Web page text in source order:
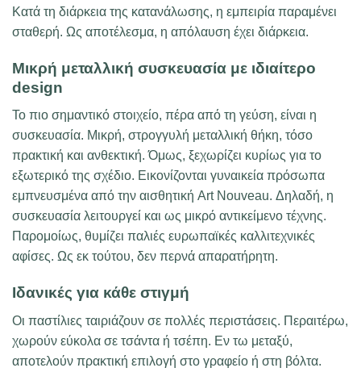
Κατά τη διάρκεια της κατανάλωσης, η εμπειρία παραμένει
σταθερή. Ως αποτέλεσμα, η απόλαυση έχει διάρκεια.
Μικρή μεταλλική συσκευασία με ιδιαίτερο
design
Το πιο σημαντικό στοιχείο, πέρα από τη γεύση, είναι η
συσκευασία. Μικρή, στρογγυλή μεταλλική θήκη, τόσο
πρακτική και ανθεκτική. Όμως, ξεχωρίζει κυρίως για το
εξωτερικό της σχέδιο. Εικονίζονται γυναικεία πρόσωπα
εμπνευσμένα από την αισθητική Art Nouveau. Δηλαδή, η
συσκευασία λειτουργεί και ως μικρό αντικείμενο τέχνης.
Παρομοίως, θυμίζει παλιές ευρωπαϊκές καλλιτεχνικές
αφίσες. Ως εκ τούτου, δεν περνά απαρατήρητη.
Ιδανικές για κάθε στιγμή
Οι παστίλιες ταιριάζουν σε πολλές περιστάσεις. Περαιτέρω,
χωρούν εύκολα σε τσάντα ή τσέπη. Εν τω μεταξύ,
αποτελούν πρακτική επιλογή στο γραφείο ή στη βόλτα.